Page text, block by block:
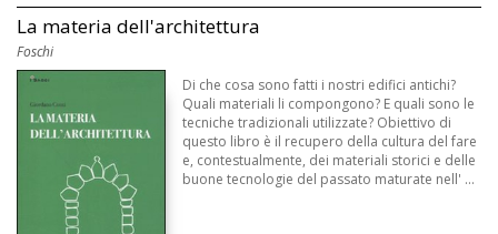
La materia dell'architettura
Foschi
Di che cosa sono fatti i nostri edifici antichi?
Quali materiali li compongono? E quali sono le
tecniche tradizionali utilizzate? Obiettivo di
questo libro è il recupero della cultura del fare
e, contestualmente, dei materiali storici e delle
buone tecnologie del passato maturate nell' ...